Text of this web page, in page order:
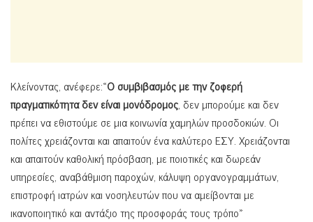
Κλείνοντας, ανέφερε:«Oσυμβιβασμός με την ζοφερή
πραγματικότητα δεν είναι μονόδρομος, δεν μπορούμε και δεν
πρέπει να εθιστούμε σε μια κοινωνία χαμηλών προσδοκιών. Οι
πολίτες χρειάζονται και απαιτούν ένα καλύτερο ΕΣΥ. Χρειάζονται
και απαιτούν καθολική πρόσβαση, με ποιοτικές και δωρεάν
υπηρεσίες, αναβάθμιση παροχών, κάλυψη οργανογραμμάτων,
επιστροφή ιατρών και νοσηλευτών που να αμείβονται με
ικανοποιητικό και αντάξιο της προσφοράς τους τρόπο»